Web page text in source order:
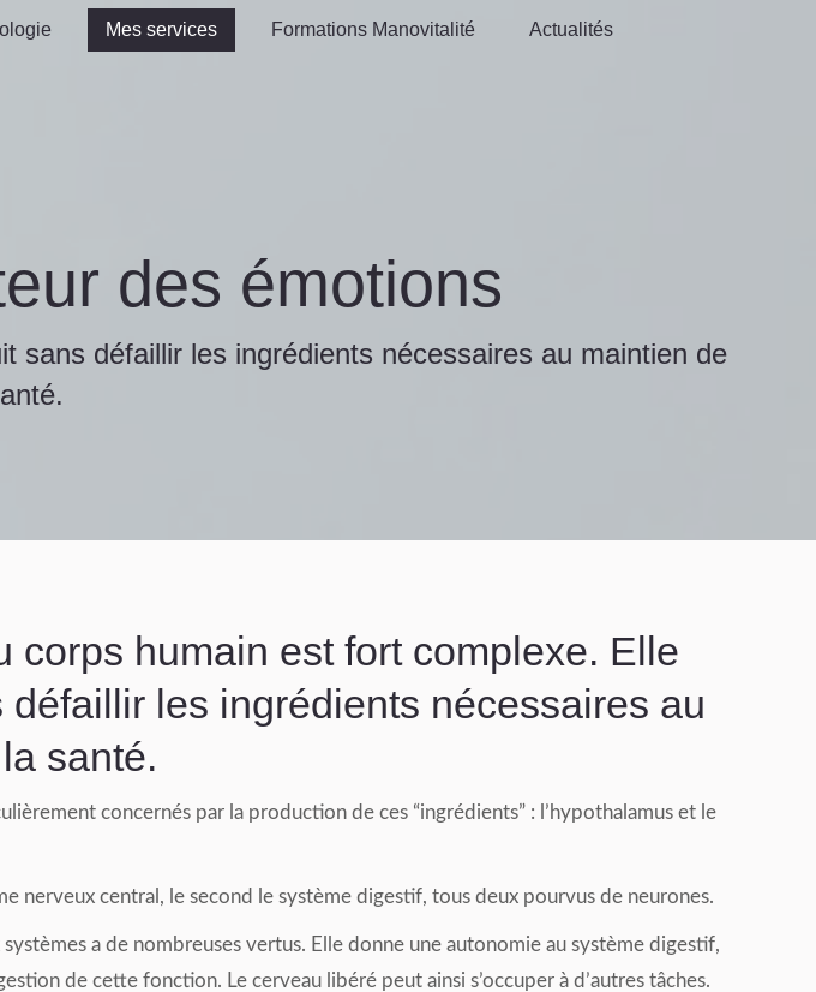
Mes services Formations Manovitalité Actualités
des émotions
sans défaillir les ingrédients nécessaires au maintien de
corps humain est fort complexe. Elle
défaillir les ingrédients nécessaires au
santé.
concernés par la production de ces “ingrédients” : l’hypothalamus et le
nerveux central, le second le système digestif, tous deux pourvus de neurones.
a de nombreuses vertus. Elle donne une autonomie au système digestif,
de cette fonction. Le cerveau libéré peut ainsi s’occuper à d’autres tâches.
Mes services Formations Manovitalité Actualités